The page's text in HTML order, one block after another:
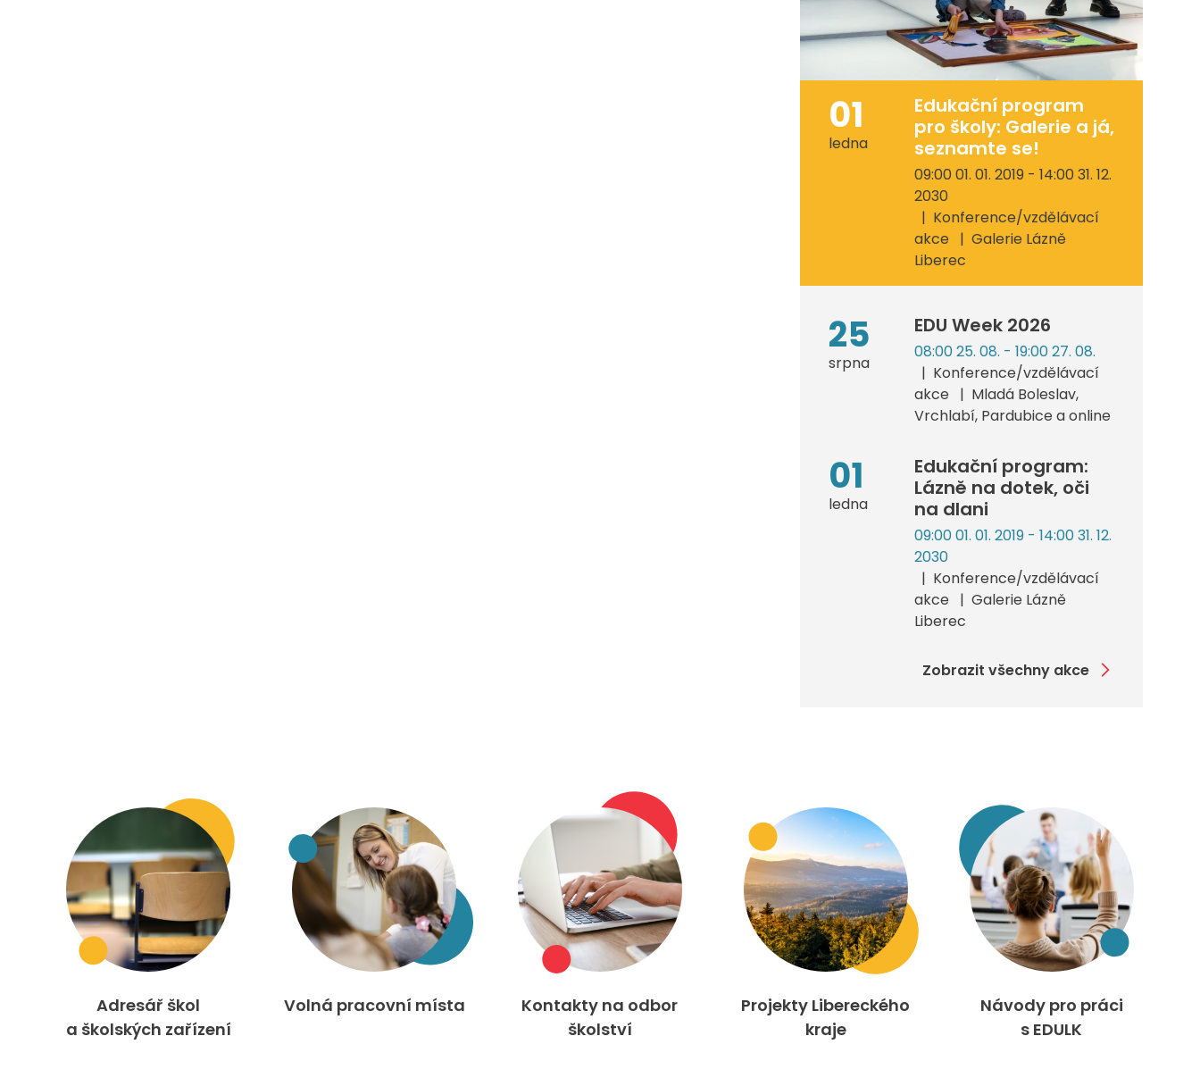
01
ledna
Edukační program
pro školy: Galerie a já,
seznamte se!
09:00 01. 01. 2019 - 14:00 31. 12.
2030
Konference/vzdělávací
akce
Galerie Lázně
Liberec
25
srpna
EDU Week 2026
08:00 25. 08. - 19:00 27. 08.
Konference/vzdělávací
akce
Mladá Boleslav,
Vrchlabí, Pardubice a online
01
ledna
Edukační program:
Lázně na dotek, oči
na dlani
09:00 01. 01. 2019 - 14:00 31. 12.
2030
Konference/vzdělávací
akce
Galerie Lázně
Liberec
Zobrazit všechny akce
Adresář škol
a školských zařízení
Volná pracovní místa
Kontakty na odbor
školství
Projekty Libereckého
kraje
Návody pro práci
s EDULK